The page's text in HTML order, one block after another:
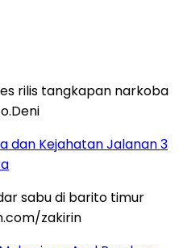
dan Kejahatan Jalanan 3